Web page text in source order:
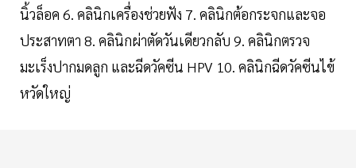
นิ้วล็อค 6. คลินิกเครื่องช่วยฟัง 7. คลินิกต้อกระจกและจอ
ประสาทตา 8. คลินิกผ่าตัดวันเดียวกลับ 9. คลินิกตรวจ
มะเร็งปากมดลูก และฉีดวัคซีน HPV 10. คลินิกฉีดวัคซีนไข้
หวัดใหญ่